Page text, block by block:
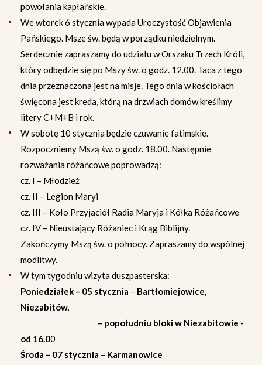
powołania kapłańskie.
We wtorek 6 stycznia wypada Uroczystość Objawienia
Pańskiego. Msze św. będą w porządku niedzielnym.
Serdecznie zapraszamy do udziału w Orszaku Trzech Króli,
który odbędzie się po Mszy św. o godz. 12.00. Taca z tego
dnia przeznaczona jest na misje. Tego dnia w kościołach
święcona jest kreda, którą na drzwiach domów kreślimy
litery C+M+B i rok.
W sobotę 10 stycznia będzie czuwanie fatimskie.
Rozpoczniemy Mszą św. o godz. 18.00. Następnie
rozważania różańcowe poprowadzą:
cz. I – Młodzież
cz. II – Legion Maryi
cz. III – Koło Przyjaciół Radia Maryja i Kółka Różańcowe
cz. IV – Nieustający Różaniec i Krąg Biblijny.
Zakończymy Mszą św. o północy. Zapraszamy do wspólnej
modlitwy.
W tym tygodniu wizyta duszpasterska:
Poniedziałek – 05 stycznia – Bartłomiejowice,
Niezabitów,
– popołudniu bloki w Niezabitowie -
od 16.00
Środa – 07 stycznia – Karmanowice